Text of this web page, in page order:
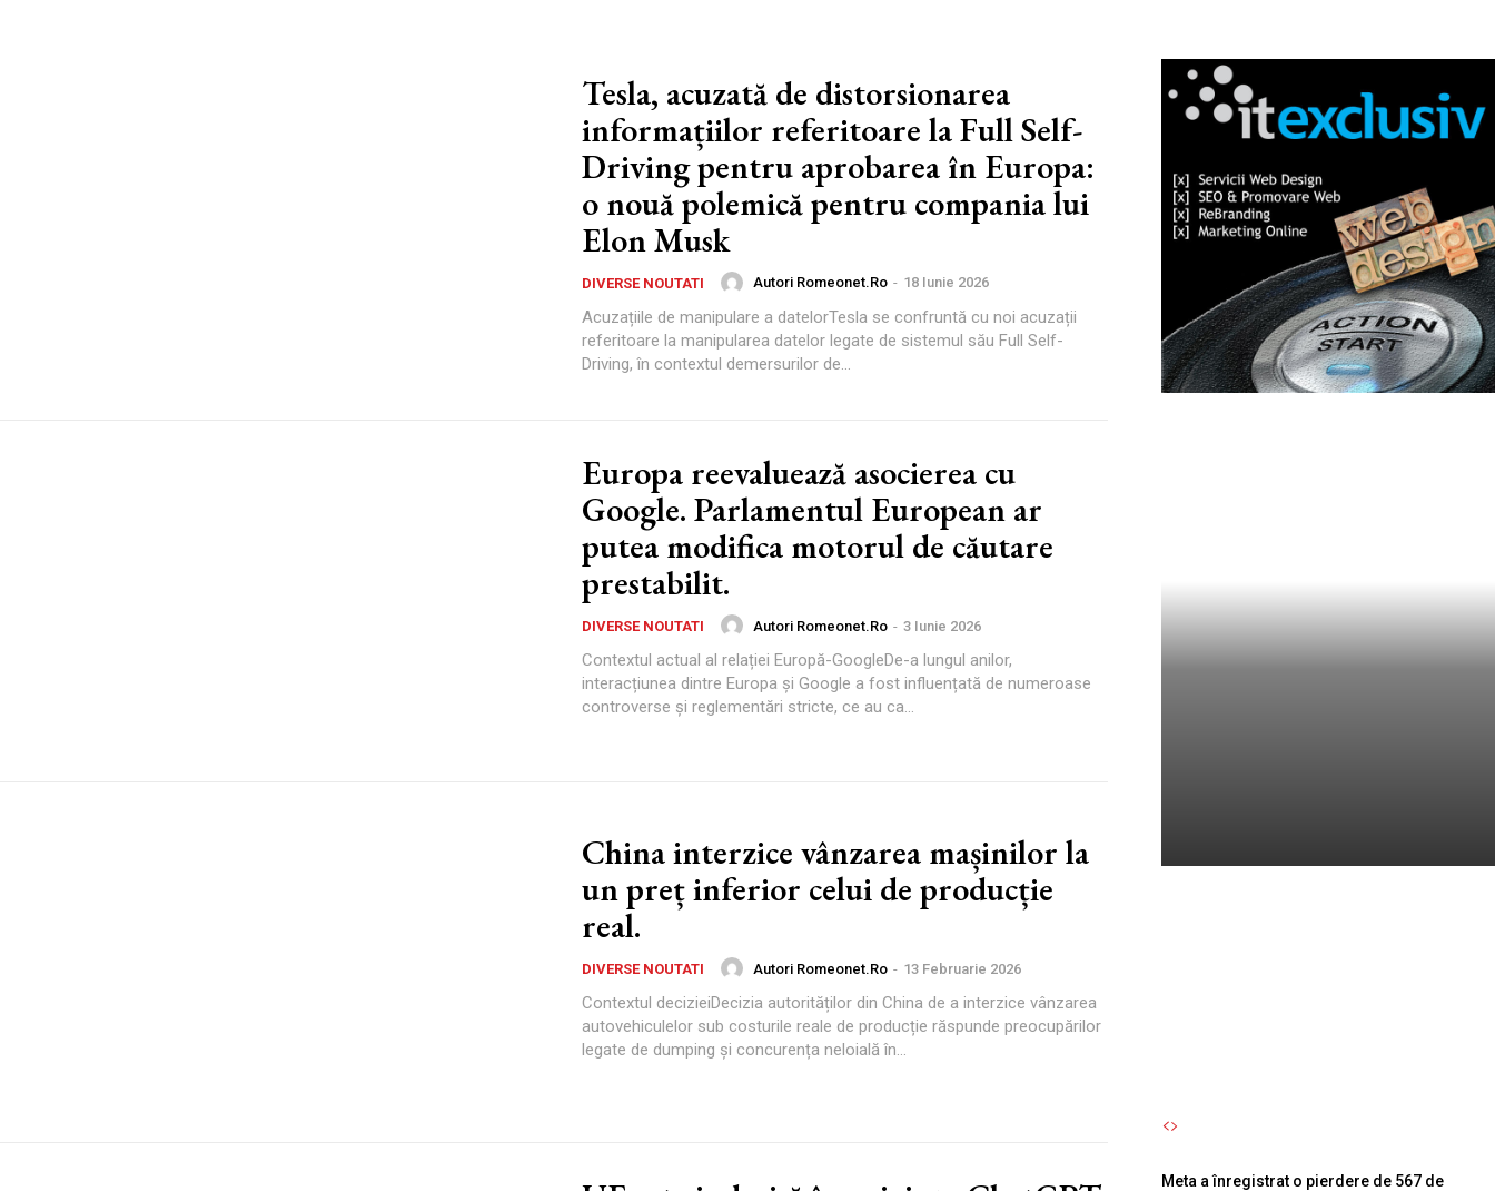
Tesla, acuzată de distorsionarea
informațiilor referitoare la Full Self-
Driving pentru aprobarea în Europa:
o nouă polemică pentru compania lui
Elon Musk
DIVERSE NOUTATI Autori Romeonet.ro - 18 Iunie 2026
Acuzațiile de manipulare a datelorTesla se confruntă cu noi acuzații
referitoare la manipularea datelor legate de sistemul său Full Self-
Driving, în contextul demersurilor de...
Europa reevaluează asocierea cu
Google. Parlamentul European ar
putea modifica motorul de căutare
prestabilit.
DIVERSE NOUTATI Autori Romeonet.ro - 3 Iunie 2026
Contextul actual al relației Europă-GoogleDe-a lungul anilor,
interacțiunea dintre Europa și Google a fost influențată de numeroase
controverse și reglementări stricte, ce au ca...
China interzice vânzarea mașinilor la
un preț inferior celui de producție
real.
DIVERSE NOUTATI Autori Romeonet.ro - 13 Februarie 2026
Contextul decizieiDecizia autorităților din China de a interzice vânzarea
autovehiculelor sub costurile reale de producție răspunde preocupărilor
legate de dumping și concurența neloială în...
Meta a înregistrat o pierdere de 567 de